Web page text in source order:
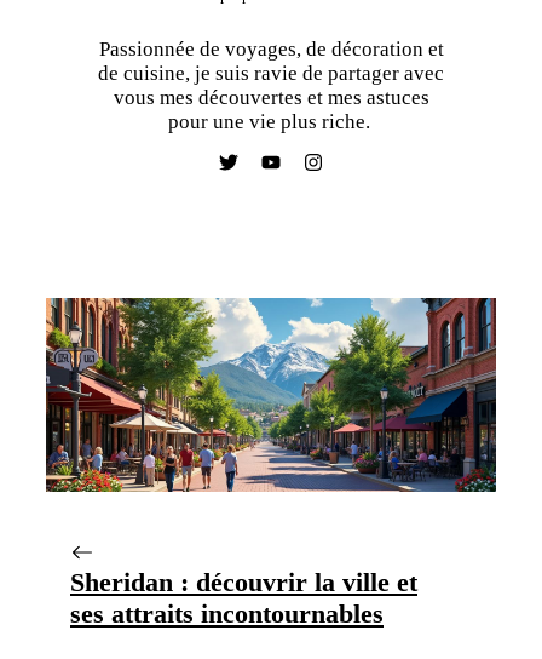
Passionnée de voyages, de décoration et
de cuisine, je suis ravie de partager avec
vous mes découvertes et mes astuces
pour une vie plus riche.
Sheridan : découvrir la ville et
ses attraits incontournables